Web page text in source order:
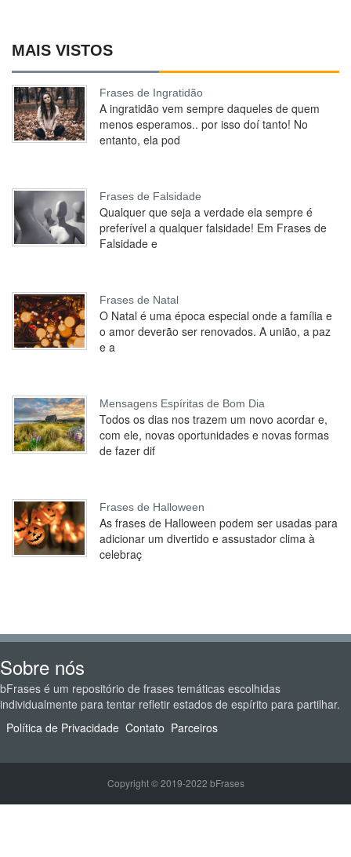
MAIS VISTOS
Frases de Ingratidão
A ingratidão vem sempre daqueles de quem
menos esperamos.. por isso doí tanto! No
entanto, ela pod
Frases de Falsidade
Qualquer que seja a verdade ela sempre é
preferível a qualquer falsidade! Em Frases de
Falsidade e
Frases de Natal
O Natal é uma época especial onde a família e
o amor deverão ser renovados. A união, a paz
e a
Mensagens Espíritas de Bom Dia
Todos os dias nos trazem um novo acordar e,
com ele, novas oportunidades e novas formas
de fazer dif
Frases de Halloween
As frases de Halloween podem ser usadas para
adicionar um divertido e assustador clima à
celebraç
Sobre nós
bFrases é um repositório de frases temáticas escolhidas
individualmente para tentar refletir estados de espírito para partilhar.
Política de Privacidade Contato Parceiros
Copyright © 2019-2022 bFrases